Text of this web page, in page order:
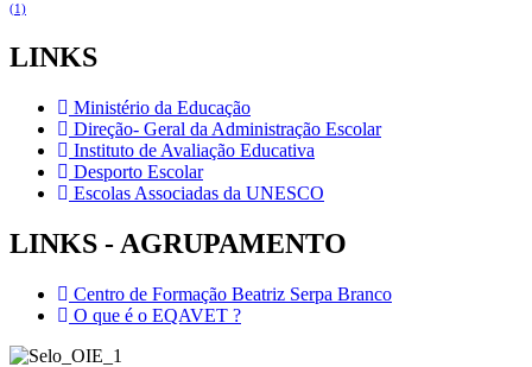
(1)
LINKS
Ministério da Educação
Direção- Geral da Administração Escolar
Instituto de Avaliação Educativa
Desporto Escolar
Escolas Associadas da UNESCO
LINKS - AGRUPAMENTO
Centro de Formação Beatriz Serpa Branco
O que é o EQAVET ?